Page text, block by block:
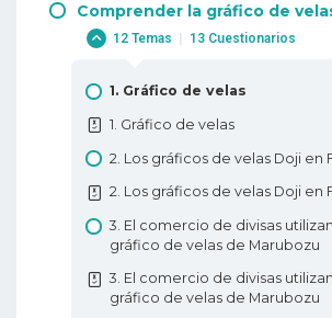
1. Por qué operar con Forex?
2. Cuándo negociar con divisas?
2. Cuándo negociar con divisas?
3. Terminología comercial o a
dirijo?
4. Cómo negociar con
Comprender la gráfico de
12 Temas | 13 Cuestionarios
1. Gráfico de velas
1. Gráfico de velas
2. Los gráficos de velas Doji en
2. Los gráficos de velas Doji en
3. El comercio de divisas
gráfico de velas de Marubozu
3. El comercio de divisas
gráfico de velas de Marubozu